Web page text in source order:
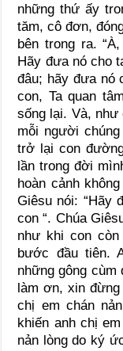
những thứ ấy
tăm, cô đơn,
bên trong ra.
Hãy đưa nó cho
đâu; hãy đưa nó
con, Ta quan
sống lại. Và,
mỗi người
trở lại con
lần trong đời
hoàn cảnh
Giêsu nói: “Hãy
con “. Chúa
như khi con
bước đầu tiên.
những gông cùm
làm ơn, xin
chị em chán
khiến anh chị
nản lòng do ký